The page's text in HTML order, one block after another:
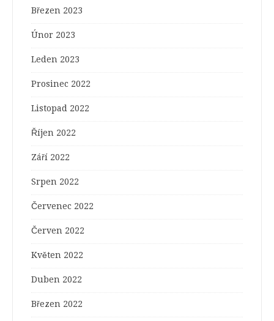
Březen 2023
Únor 2023
Leden 2023
Prosinec 2022
Listopad 2022
Říjen 2022
Září 2022
Srpen 2022
Červenec 2022
Červen 2022
Květen 2022
Duben 2022
Březen 2022